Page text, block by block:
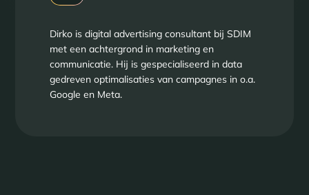
Dirko is digital advertising consultant bij SDIM
met een achtergrond in marketing en
communicatie. Hij is gespecialiseerd in data
gedreven optimalisaties van campagnes in o.a.
Google en Meta.